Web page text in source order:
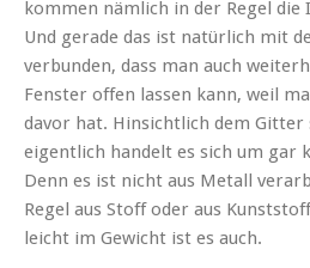
kommen nämlich in der Regel
Und gerade das ist natürlich mit
verbunden, dass man auch
Fenster offen lassen kann, weil
davor hat. Hinsichtlich dem Gitter
eigentlich handelt es sich um gar
Denn es ist nicht aus Metall
Regel aus Stoff oder aus
leicht im Gewicht ist es auch.